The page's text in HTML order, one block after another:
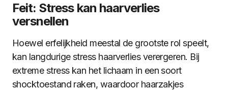
Feit: Stress kan haarverlies
versnellen
Hoewel erfelijkheid meestal de grootste rol speelt,
kan langdurige stress haarverlies verergeren. Bij
extreme stress kan het lichaam in een soort
shocktoestand raken, waardoor haarzakjes